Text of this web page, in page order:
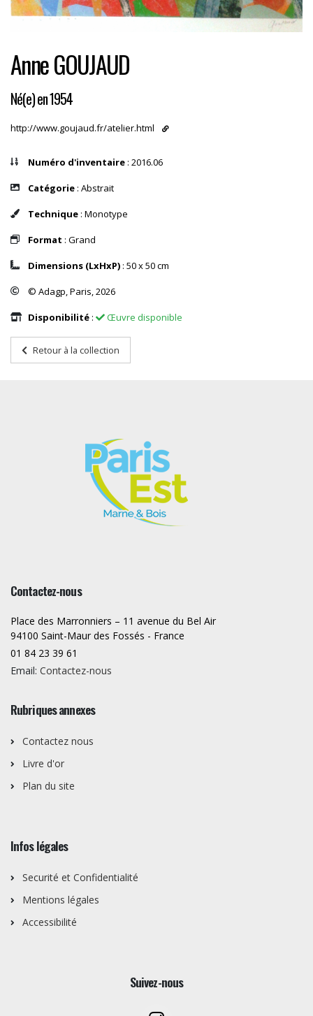
Anne GOUJAUD
Né(e) en 1954
http://www.goujaud.fr/atelier.html
Numéro d'inventaire : 2016.06
Catégorie : Abstrait
Technique : Monotype
Format : Grand
Dimensions (LxHxP) : 50 x 50 cm
© Adagp, Paris, 2026
Disponibilité : Œuvre disponible
Retour à la collection
Contactez-nous
Place des Marronniers – 11 avenue du Bel Air
94100 Saint-Maur des Fossés - France
01 84 23 39 61
Email: Contactez-nous
Rubriques annexes
Contactez nous
Livre d'or
Plan du site
Infos légales
Securité et Confidentialité
Mentions légales
Accessibilité
Suivez-nous